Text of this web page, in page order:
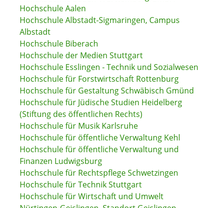
Hochschule Aalen
Hochschule Albstadt-Sigmaringen, Campus
Albstadt
Hochschule Biberach
Hochschule der Medien Stuttgart
Hochschule Esslingen - Technik und Sozialwesen
Hochschule für Forstwirtschaft Rottenburg
Hochschule für Gestaltung Schwäbisch Gmünd
Hochschule für Jüdische Studien Heidelberg
(Stiftung des öffentlichen Rechts)
Hochschule für Musik Karlsruhe
Hochschule für öffentliche Verwaltung Kehl
Hochschule für öffentliche Verwaltung und
Finanzen Ludwigsburg
Hochschule für Rechtspflege Schwetzingen
Hochschule für Technik Stuttgart
Hochschule für Wirtschaft und Umwelt